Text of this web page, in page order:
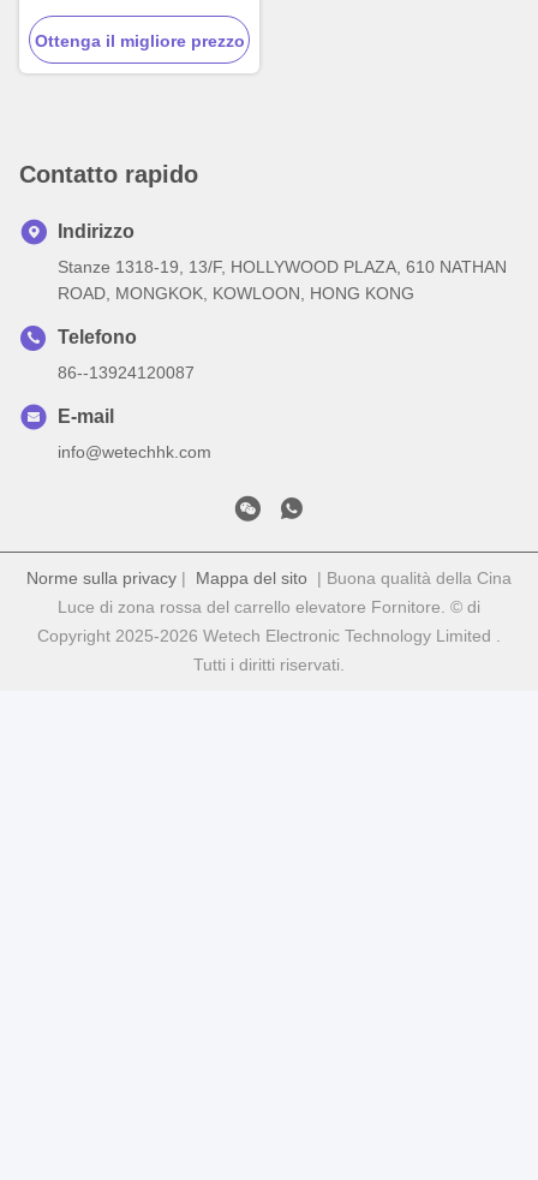
Riflettore 10V - 36V
Ottenga il migliore prezzo
Contatto rapido
Indirizzo
Stanze 1318-19, 13/F, HOLLYWOOD PLAZA, 610 NATHAN
ROAD, MONGKOK, KOWLOON, HONG KONG
Telefono
86--13924120087
E-mail
info@wetechhk.com
Norme sulla privacy | Mappa del sito | Buona qualità della Cina
Luce di zona rossa del carrello elevatore Fornitore. © di
Copyright 2025-2026 Wetech Electronic Technology Limited .
Tutti i diritti riservati.